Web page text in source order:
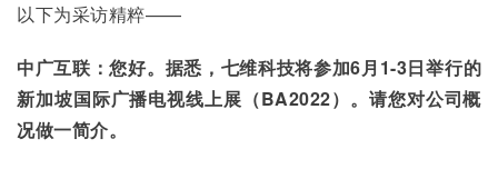
以下为采访精粹——
中广互联：您好。据悉，七维科技将参加6月1-3日举行的
新加坡国际广播电视线上展（BA2022）。请您对公司概
况做一简介。